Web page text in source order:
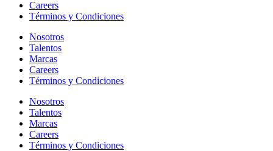
Careers
Términos y Condiciones
Nosotros
Talentos
Marcas
Careers
Términos y Condiciones
Nosotros
Talentos
Marcas
Careers
Términos y Condiciones